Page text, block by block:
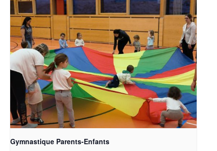
Gymnastique Parents-Enfants